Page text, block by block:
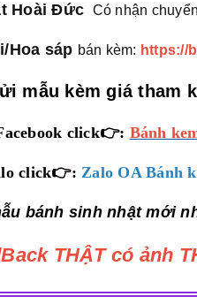
Hoài Đức Có nhận
Hoa sáp bán kèm: https://
mẫu kèm giá tham
click👉: Bánh
click👉: Zalo OA Bánh
bánh sinh nhật mới
THẬT có ảnh